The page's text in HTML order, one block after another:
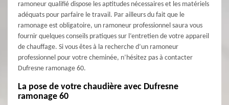
ramoneur qualifié dispose les aptitudes nécessaires et les matériels
adéquats pour parfaire le travail. Par ailleurs du fait que le
ramonage est obligatoire, un ramoneur professionnel saura vous
fournir quelques conseils pratiques sur l’entretien de votre appareil
de chauffage. Si vous êtes à la recherche d’un ramoneur
professionnel pour votre cheminée, n’hésitez pas à contacter
Dufresne ramonage 60.
La pose de votre chaudière avec Dufresne
ramonage 60